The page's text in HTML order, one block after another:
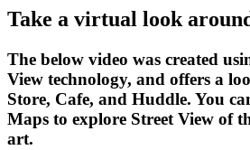
Take a virtual look
The below video was created
View technology, and offers a
Store, Cafe, and Huddle. You
Maps to explore Street View of
art.